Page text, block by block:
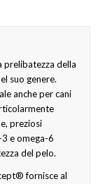
prelibatezza della
suo genere.
anche per cani
preziosi
e omega-6
del pelo.
fornisce al